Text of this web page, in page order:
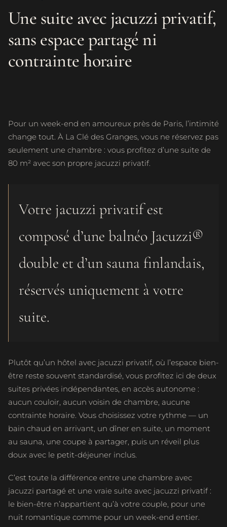
Une suite avec jacuzzi privatif,
sans espace partagé ni
contrainte horaire
Pour un week-end en amoureux près de Paris, l’intimité
change tout. À La Clé des Granges, vous ne réservez pas
seulement une chambre : vous profitez d’une suite de
80 m² avec son propre jacuzzi privatif.
Votre jacuzzi privatif est
composé d’une balnéo Jacuzzi®
double et d’un sauna finlandais,
réservés uniquement à votre
suite.
Plutôt qu’un hôtel avec jacuzzi privatif, où l’espace bien-
être reste souvent standardisé, vous profitez ici de deux
suites privées indépendantes, en accès autonome :
aucun couloir, aucun voisin de chambre, aucune
contrainte horaire. Vous choisissez votre rythme — un
bain chaud en arrivant, un dîner en suite, un moment
au sauna, une coupe à partager, puis un réveil plus
doux avec le petit-déjeuner inclus.
C’est toute la différence entre une chambre avec
jacuzzi partagé et une vraie suite avec jacuzzi privatif :
le bien-être n’appartient qu’à votre couple, pour une
nuit romantique comme pour un week-end entier.